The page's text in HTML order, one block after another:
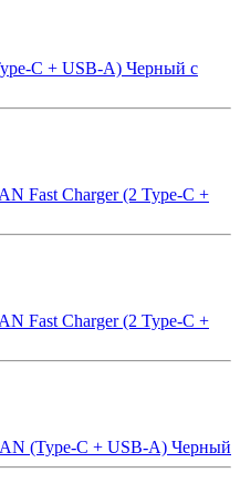
C + USB-A) Черный с
Fast Charger (2 Type-C +
Fast Charger (2 Type-C +
(Type-C + USB-A) Черный